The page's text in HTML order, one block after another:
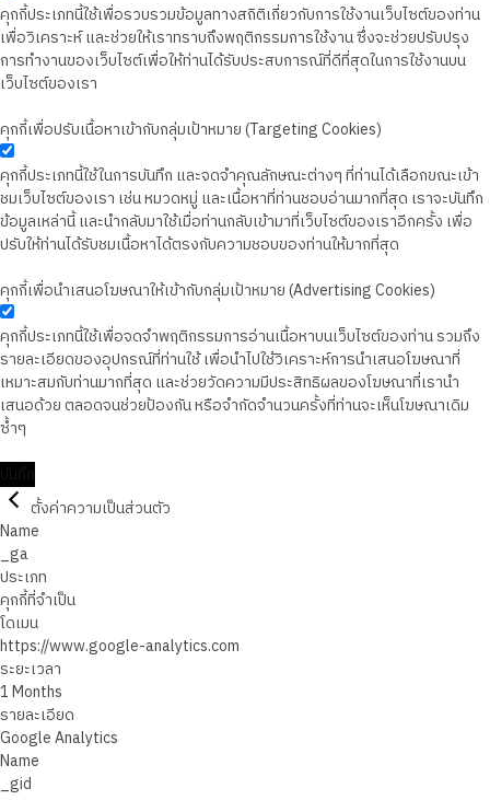
คุกกี้ประเภทนี้ใช้เพื่อรวบรวมข้อมูลทางสถิติเกี่ยวกับการใช้งานเว็บไซต์ของท่าน
เพื่อวิเคราะห์ และช่วยให้เราทราบถึงพฤติกรรมการใช้งาน ซึ่งจะช่วยปรับปรุง
การทำงานของเว็บไซต์เพื่อให้ท่านได้รับประสบการณ์ที่ดีที่สุดในการใช้งานบน
เว็บไซต์ของเรา
คุกกี้เพื่อปรับเนื้อหาเข้ากับกลุ่มเป้าหมาย (Targeting Cookies)
คุกกี้ประเภทนี้ใช้ในการบันทึก และจดจำคุณลักษณะต่างๆ ที่ท่านได้เลือกขณะเข้า
ชมเว็บไซต์ของเรา เช่น หมวดหมู่ และเนื้อหาที่ท่านชอบอ่านมากที่สุด เราจะบันทึก
ข้อมูลเหล่านี้ และนำกลับมาใช้เมื่อท่านกลับเข้ามาที่เว็บไซต์ของเราอีกครั้ง เพื่อ
ปรับให้ท่านได้รับชมเนื้อหาได้ตรงกับความชอบของท่านให้มากที่สุด
คุกกี้เพื่อนำเสนอโฆษณาให้เข้ากับกลุ่มเป้าหมาย (Advertising Cookies)
คุกกี้ประเภทนี้ใช้เพื่อจดจำพฤติกรรมการอ่านเนื้อหาบนเว็บไซต์ของท่าน รวมถึง
รายละเอียดของอุปกรณ์ที่ท่านใช้ เพื่อนำไปใช้วิเคราะห์การนำเสนอโฆษณาที่
เหมาะสมกับท่านมากที่สุด และช่วยวัดความมีประสิทธิผลของโฆษณาที่เรานำ
เสนอด้วย ตลอดจนช่วยป้องกัน หรือจำกัดจำนวนครั้งที่ท่านจะเห็นโฆษณาเดิม
ซ้ำๆ
ตั้งค่าความเป็นส่วนตัว
Name
_ga
ประเภท
คุกกี้ที่จำเป็น
โดเมน
https://www.google-analytics.com
ระยะเวลา
1 Months
รายละเอียด
Google Analytics
Name
_gid